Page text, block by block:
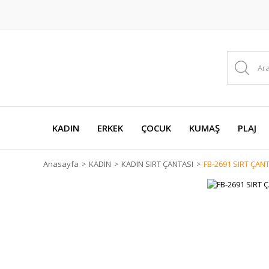
KADIN ERKEK ÇOCUK KUMAŞ PLAJ
Anasayfa KADIN KADIN SIRT ÇANTASI FB-2691 SIRT